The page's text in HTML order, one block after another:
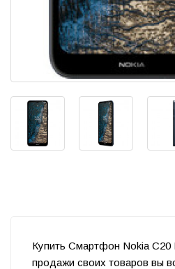
Купить Смартфон Nokia C20
продажи своих товаров вы